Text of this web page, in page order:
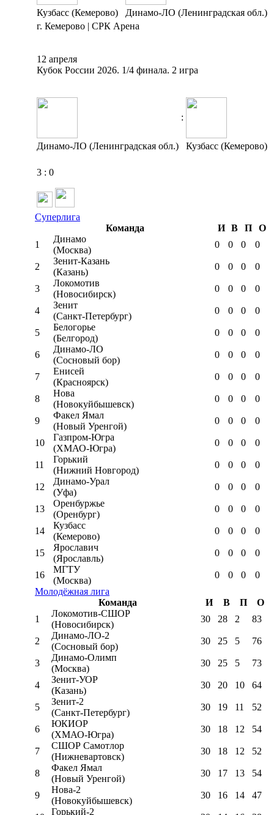
Кузбасс (Кемерово)
Динамо-ЛО (Ленинградская обл.)
г. Кемерово | СРК Арена
12 апреля
Кубок России 2026. 1/4 финала. 2 игра
:
Динамо-ЛО (Ленинградская обл.) Кузбасс (Кемерово)
3 : 0
Суперлига
Команда
И В П
О
1
Динамо
(Москва)
0 0 0 0
2
Зенит-Казань
(Казань)
0 0 0 0
3
Локомотив
(Новосибирск)
0 0 0 0
4
Зенит
(Санкт-Петербург)
0 0 0 0
5
Белогорье
(Белгород)
0 0 0 0
6
Динамо-ЛО
(Сосновый бор)
0 0 0 0
7
Енисей
(Красноярск)
0 0 0 0
8
Нова
(Новокуйбышевск)
0 0 0 0
9
Факел Ямал
(Новый Уренгой)
0 0 0 0
10
Газпром-Югра
(ХМАО-Югра)
0 0 0 0
11
Горький
(Нижний Новгород)
0 0 0 0
12
Динамо-Урал
(Уфа)
0 0 0 0
13
Оренбуржье
(Оренбург)
0 0 0 0
14
Кузбасс
(Кемерово)
0 0 0 0
15
Ярославич
(Ярославль)
0 0 0 0
16
МГТУ
(Москва)
0 0 0
0
Молодёжная лига
Команда
И В П
О
1
Локомотив-CШОР
(Новосибирск)
30 28 2 83
2
Динамо-ЛО-2
(Сосновый бор)
30 25 5 76
3
Динамо-Олимп
(Москва)
30 25 5 73
4
Зенит-УОР
(Казань)
30 20 10 64
5
Зенит-2
(Санкт-Петербург)
30 19 11 52
6
ЮКИОР
(ХМАО-Югра)
30 18 12 54
7
СШОР Самотлор
(Нижневартовск)
30 18 12 52
8
Факел Ямал
(Новый Уренгой)
30 17 13 54
9
Нова-2
(Новокуйбышевск)
30 16 14 47
Горький-2